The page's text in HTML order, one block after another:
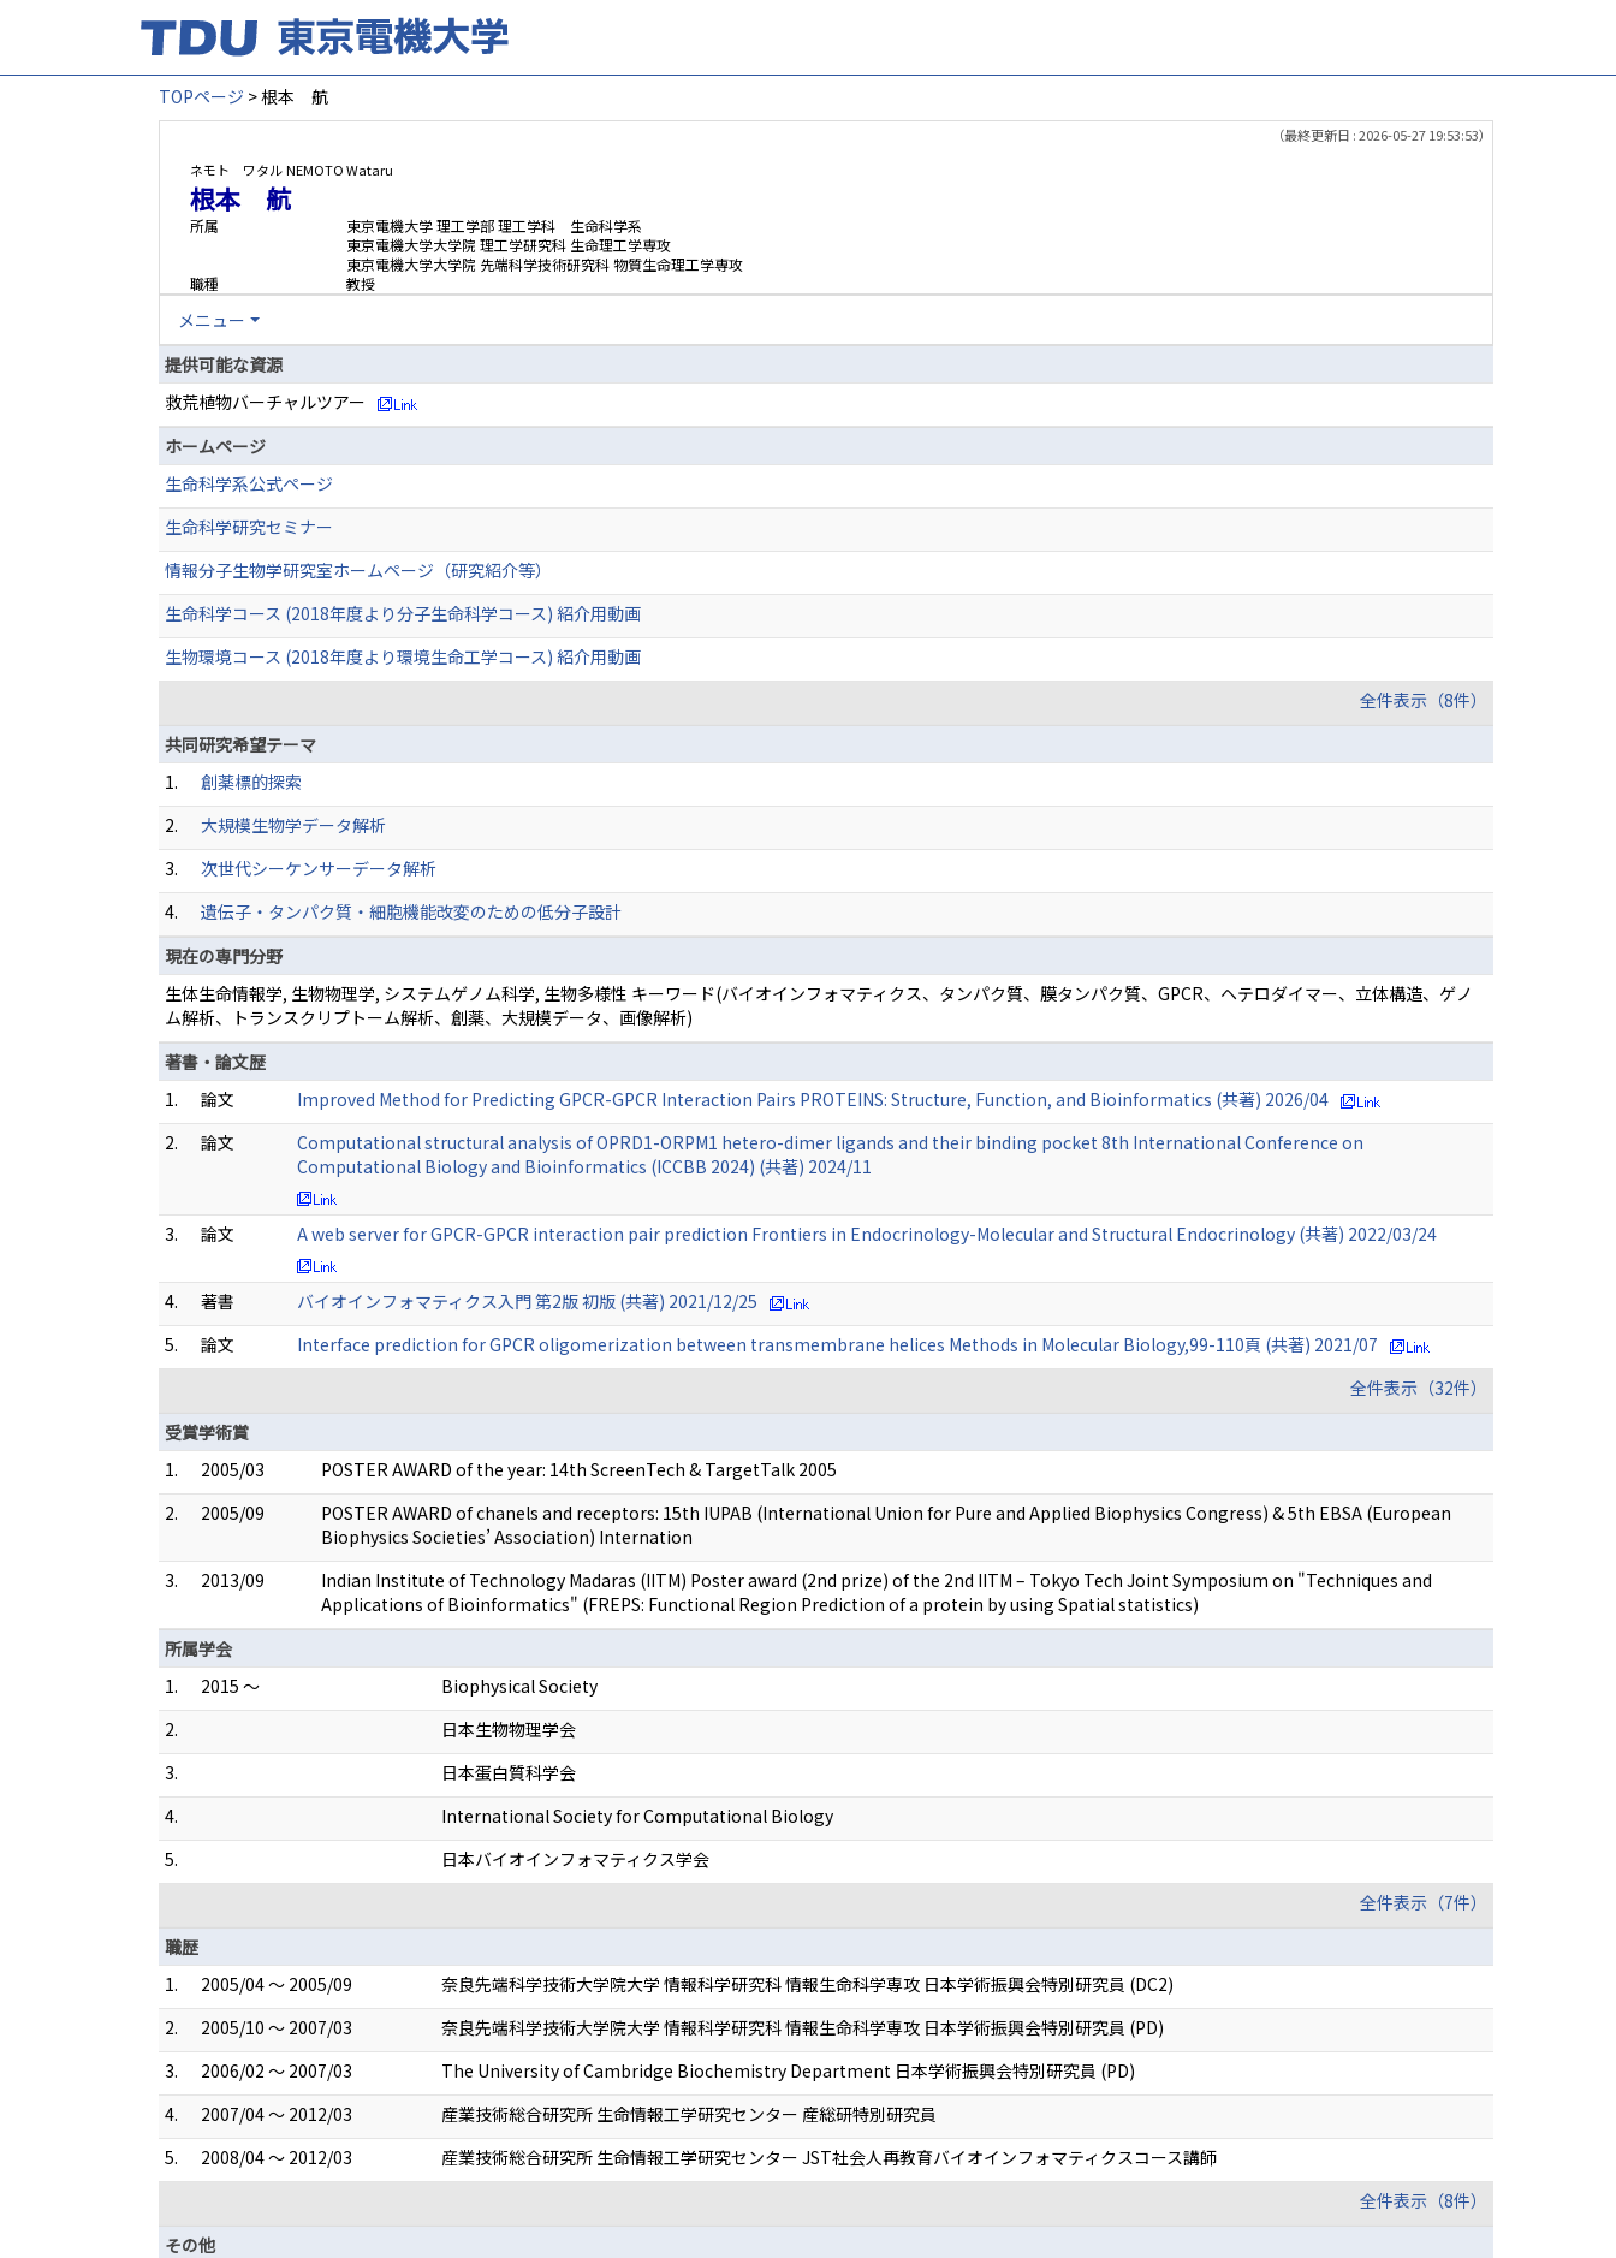
TOPページ > 根本 航
（最終更新日 : 2026-05-27 19:53:53）
ネモト ワタルNEMOTO Wataru
根本 航
所属
東京電機大学 理工学部 理工学科 生命科学系
東京電機大学大学院 理工学研究科 生命理工学専攻
東京電機大学大学院 先端科学技術研究科 物質生命理工学専攻
職種
教授
メニュー
提供可能な資源
救荒植物バーチャルツアー
ホームページ
生命科学系公式ページ
生命科学研究セミナー
情報分子生物学研究室ホームページ（研究紹介等）
生命科学コース (2018年度より分子生命科学コース) 紹介用動画
生物環境コース (2018年度より環境生命工学コース) 紹介用動画
全件表示（8件）
共同研究希望テーマ
1.
創薬標的探索
2.
大規模生物学データ解析
3.
次世代シーケンサーデータ解析
4.
遺伝子・タンパク質・細胞機能改変のための低分子設計
現在の専門分野
生体生命情報学, 生物物理学, システムゲノム科学, 生物多様性 キーワード(バイオインフォマティクス、タンパク質、膜タンパク質、GPCR、ヘテロダイマー、立体構造、ゲノ
ム解析、トランスクリプトーム解析、創薬、大規模データ、画像解析)
著書・論文歴
1.
論文
Improved Method for Predicting GPCR-GPCR Interaction Pairs PROTEINS: Structure, Function, and Bioinformatics (共著) 2026/04
2.
論文
Computational structural analysis of OPRD1-ORPM1 hetero-dimer ligands and their binding pocket 8th International Conference on
Computational Biology and Bioinformatics (ICCBB 2024) (共著) 2024/11
3. 論文 A web server for GPCR-GPCR interaction pair prediction Frontiers in Endocrinology-Molecular and Structural Endocrinology (共著) 2022/03/24
4. 著書
バイオインフォマティクス入門 第2版 初版 (共著) 2021/12/25
5.
論文
Interface prediction for GPCR oligomerization between transmembrane helices Methods in Molecular Biology,99-110頁 (共著) 2021/07
全件表示（32件）
受賞学術賞
1.
2005/03
POSTER AWARD of the year: 14th ScreenTech & TargetTalk 2005
2.
2005/09
POSTER AWARD of chanels and receptors: 15th IUPAB (International Union for Pure and Applied Biophysics Congress) & 5th EBSA (European
Biophysics Societies’ Association) Internation
3.
2013/09
Indian Institute of Technology Madaras (IITM) Poster award (2nd prize) of the 2nd IITM – Tokyo Tech Joint Symposium on "Techniques and
Applications of Bioinformatics" (FREPS: Functional Region Prediction of a protein by using Spatial statistics)
所属学会
1.
2015 ～
Biophysical Society
2.
日本生物物理学会
3.
日本蛋白質科学会
4.
International Society for Computational Biology
5.
日本バイオインフォマティクス学会
全件表示（7件）
職歴
1.
2005/04 ～ 2005/09
奈良先端科学技術大学院大学 情報科学研究科 情報生命科学専攻 日本学術振興会特別研究員 (DC2)
2.
2005/10 ～ 2007/03
奈良先端科学技術大学院大学 情報科学研究科 情報生命科学専攻 日本学術振興会特別研究員 (PD)
3.
2006/02 ～ 2007/03
The University of Cambridge Biochemistry Department 日本学術振興会特別研究員 (PD)
4.
2007/04 ～ 2012/03
産業技術総合研究所 生命情報工学研究センター 産総研特別研究員
5.
2008/04 ～ 2012/03
産業技術総合研究所 生命情報工学研究センター JST社会人再教育バイオインフォマティクスコース講師
全件表示（8件）
その他